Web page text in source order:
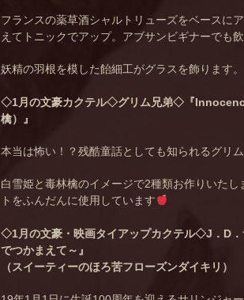
フランスの薬草酒シャルトリューズをベースに
えてトニックでアップ。アブサンビギナーでも
妖精の羽根を模した飴細工がグラスを飾ります。
◇1月の文豪カクテル◇グリム兄弟◇ 『
檎）』
本当は怖い！？残酷童話としても知られるグリム
白雪姫と毒林檎のイメージで2種類お作りいた
トをふんだんに使用しています
◇1月の文豪・映画タイアップカクテル◇J．D．
でつかまえて～』
（スイーティーのほろ苦フローズンダイキリ）